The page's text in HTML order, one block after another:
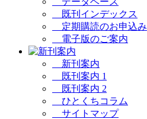
既刊インデックス
定期購読のお申込み
電子版のご案内
新刊案内
既刊案内 1
既刊案内 2
ひとくちコラム
サイトマップ